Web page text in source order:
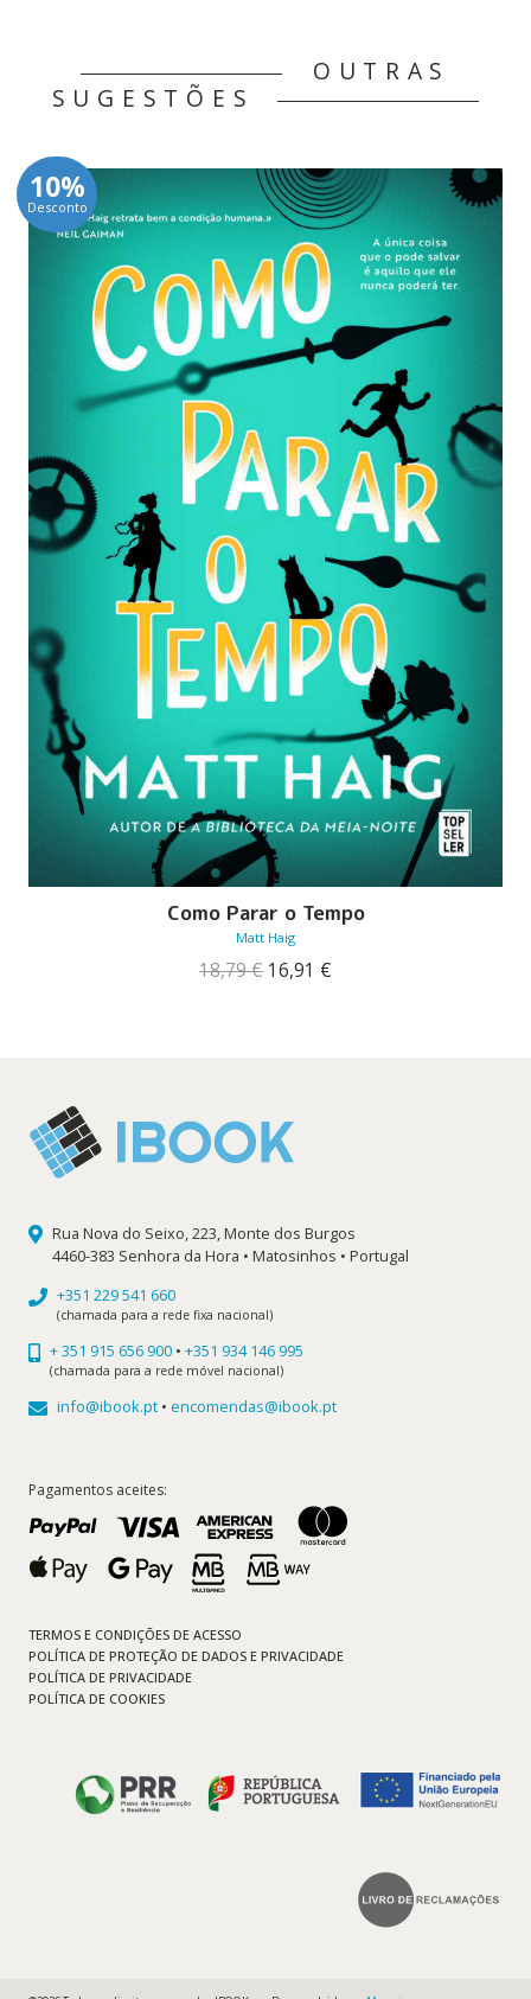
OUTRAS
SUGESTÕES
10%
Desconto
Como Parar o Tempo
Matt Haig
18,79€ O
16,91 €
Rua Nova do Seixo, 223, Monte dos Burgos
4460-383 Senhora da Hora • Matosinhos • Portugal
+351 229 541 660
(chamada para a rede fixa nacional)
+ 351 915 656 900 • +351 934 146 995
(chamada para a rede móvel nacional)
info@ibook.pt • encomendas@ibook.pt
Pagamentos aceites:
TERMOS E CONDIÇÕES DE ACESSO
POLÍTICA DE PROTEÇÃO DE DADOS E PRIVACIDADE
POLÍTICA DE PRIVACIDADE
POLÍTICA DE COOKIES